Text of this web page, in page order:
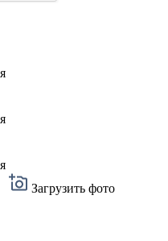
Загрузить фото